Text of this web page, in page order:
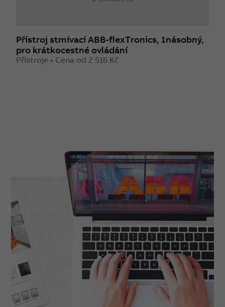
Přístroj stmívací ABB-flexTronics, 1násobný,
pro krátkocestné ovládání
Přístroje • Cena od 2 516 Kč